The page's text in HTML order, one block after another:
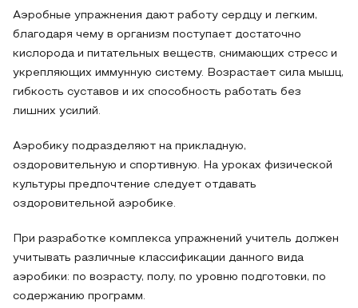
Аэробные упражнения дают работу сердцу и легким,
благодаря чему в организм поступает достаточно
кислорода и питательных веществ, снимающих стресс и
укрепляющих иммунную систему. Возрастает сила мышц,
гибкость суставов и их способность работать без
лишних усилий.
Аэробику подразделяют на прикладную,
оздоровительную и спортивную. На уроках физической
культуры предпочтение следует отдавать
оздоровительной аэробике.
При разработке комплекса упражнений учитель должен
учитывать различные классификации данного вида
аэробики: по возрасту, полу, по уровню подготовки, по
содержанию программ.